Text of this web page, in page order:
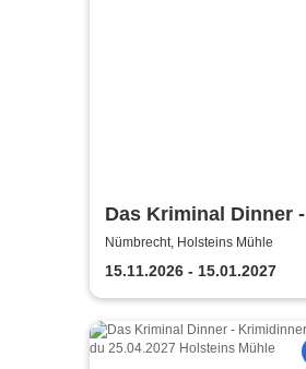
Das Kriminal Dinner -
Sherlock Holmes
Nümbrecht, Holsteins Mühle
15.11.2026 - 15.01.2027